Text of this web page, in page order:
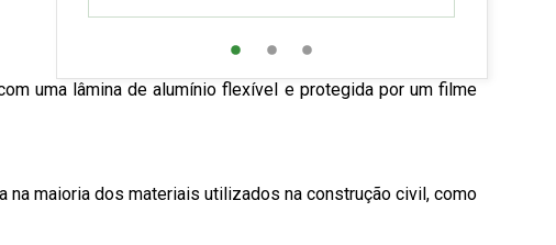
uma lâmina de alumínio flexível e protegida por um filme
maioria dos materiais utilizados na construção civil, como